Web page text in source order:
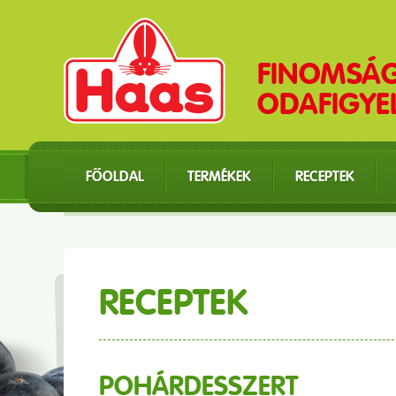
FŐOLDAL TERMÉKEK RECEPTEK
RECEPTEK
POHÁRDESSZERT